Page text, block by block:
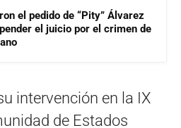
el pedido de “Pity” Álvarez
el juicio por el crimen de
intervención en la IX
de Estados